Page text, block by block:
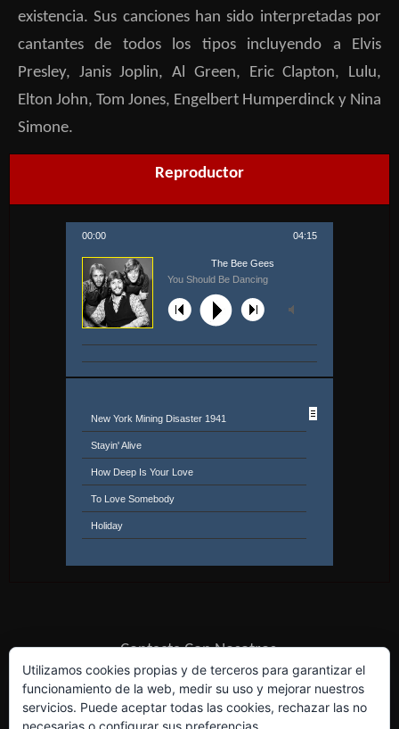
existencia. Sus canciones han sido interpretadas por
cantantes de todos los tipos incluyendo a Elvis
Presley, Janis Joplin, Al Green, Eric Clapton, Lulu,
Elton John, Tom Jones, Engelbert Humperdinck y Nina
Simone.
Reproductor
00:00 04:15
You Should Be Dancing
The Bee Gees
New York Mining Disaster 1941
Stayin' Alive
How Deep Is Your Love
To Love Somebody
Holiday
Too Much Heaven
Words
Contacta Con Nosotros
Utilizamos cookies propias y de terceros para garantizar el
funcionamiento de la web, medir su uso y mejorar nuestros
servicios. Puede aceptar todas las cookies, rechazar las no
necesarias o configurar sus preferencias.